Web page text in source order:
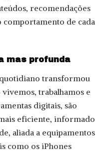
recomendações
comportamento de cada
mas profunda
quotidiano transformou
trabalhamos e
digitais, são
eficiente, informado
aliada a equipamentos
como os iPhones